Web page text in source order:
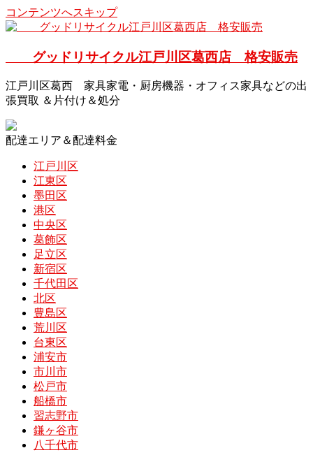
コンテンツへスキップ
グッドリサイクル江戸川区葛西店 格安販売
江戸川区葛西 家具家電・厨房機器・オフィス家具などの出
張買取 ＆片付け＆処分
配達エリア＆配達料金
江戸川区
江東区
墨田区
港区
中央区
葛飾区
足立区
新宿区
千代田区
北区
豊島区
荒川区
台東区
浦安市
市川市
松戸市
船橋市
習志野市
鎌ヶ谷市
八千代市